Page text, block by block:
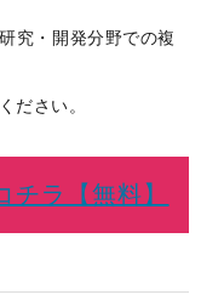
究・開発分野での複
ださい。
ラ【無料】